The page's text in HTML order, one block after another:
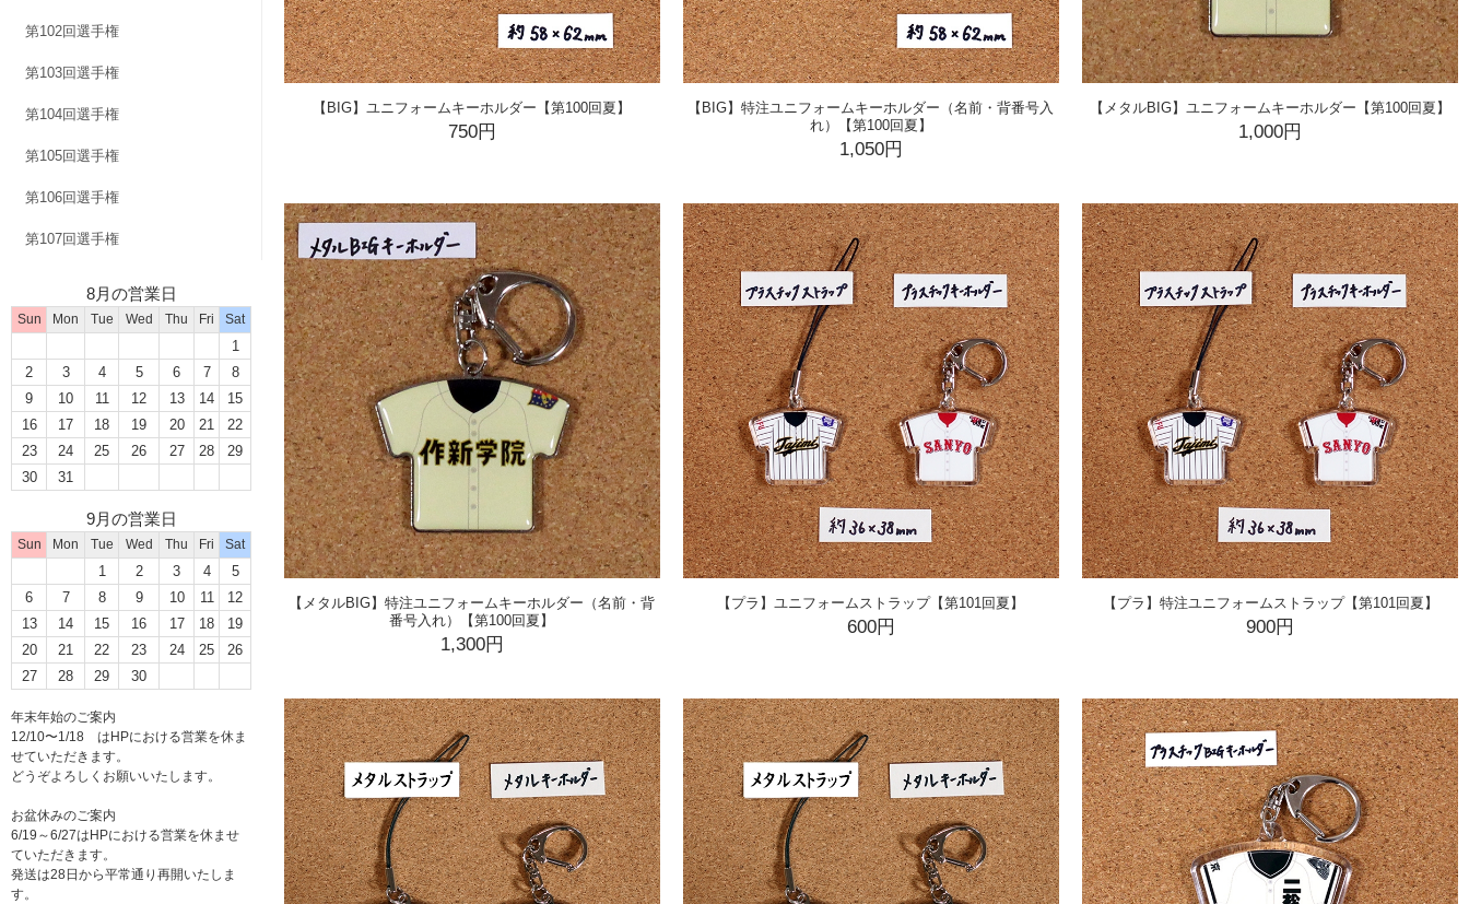
第102回選手権
第103回選手権
第104回選手権
第105回選手権
第106回選手権
第107回選手権
8月の営業日
Sun Mon Tue Wed Thu Fri Sat
1
2
3 4 5 6 7
8
9
10 11 12 13 14
15
16
17 18 19 20 21
22
23
24 25 26 27 28
29
30
31
9月の営業日
Sun Mon Tue Wed Thu Fri Sat
1 2 3 4
5
6
7 8 9 10 11
12
13
14 15 16 17 18
19
20
21 22 23 24 25
26
27
28 29 30
年末年始のご案内
12/10〜1/18 はHPにおける営業を休ま
せていただきます。
どうぞよろしくお願いいたします。
お盆休みのご案内
6/19～6/27はHPにおける営業を休ませ
ていただきます。
発送は28日から平常通り再開いたしま
す。
【BIG】ユニフォームキーホルダー【第100回夏】
750円
【BIG】特注ユニフォームキーホルダー（名前・背番号入
れ）【第100回夏】
1,050円
【メタルBIG】ユニフォームキーホルダー【第100回夏】
1,000円
【メタルBIG】特注ユニフォームキーホルダー（名前・背
番号入れ）【第100回夏】
1,300円
【プラ】ユニフォームストラップ【第101回夏】
600円
【プラ】特注ユニフォームストラップ【第101回夏】
900円